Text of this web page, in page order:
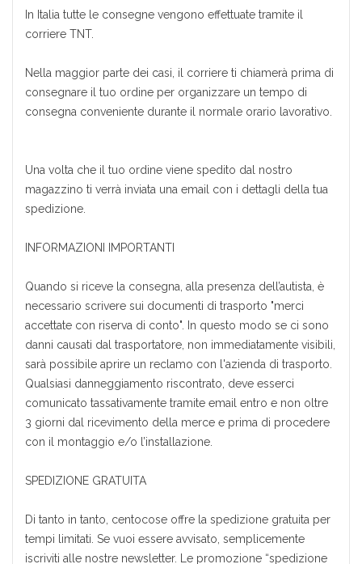
In Italia tutte le consegne vengono effettuate tramite il
corriere TNT.
Nella maggior parte dei casi, il corriere ti chiamerà prima di
consegnare il tuo ordine per organizzare un tempo di
consegna conveniente durante il normale orario lavorativo.
Una volta che il tuo ordine viene spedito dal nostro
magazzino ti verrà inviata una email con i dettagli della tua
spedizione.
INFORMAZIONI IMPORTANTI
Quando si riceve la consegna, alla presenza dell’autista, è
necessario scrivere sui documenti di trasporto "merci
accettate con riserva di conto". In questo modo se ci sono
danni causati dal trasportatore, non immediatamente visibili,
sarà possibile aprire un reclamo con l'azienda di trasporto.
Qualsiasi danneggiamento riscontrato, deve esserci
comunicato tassativamente tramite email entro e non oltre
3 giorni dal ricevimento della merce e prima di procedere
con il montaggio e/o l’installazione.
SPEDIZIONE GRATUITA
Di tanto in tanto, centocose offre la spedizione gratuita per
tempi limitati. Se vuoi essere avvisato, semplicemente
iscriviti alle nostre newsletter. Le promozione “spedizione